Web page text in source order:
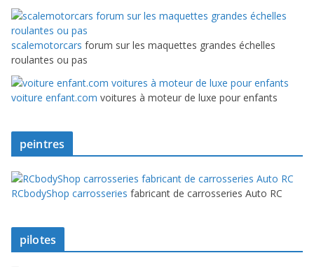
scalemotorcars forum sur les maquettes grandes échelles
roulantes ou pas
voiture enfant.com voitures à moteur de luxe pour enfants
peintres
RCbodyShop carrosseries fabricant de carrosseries Auto RC
pilotes